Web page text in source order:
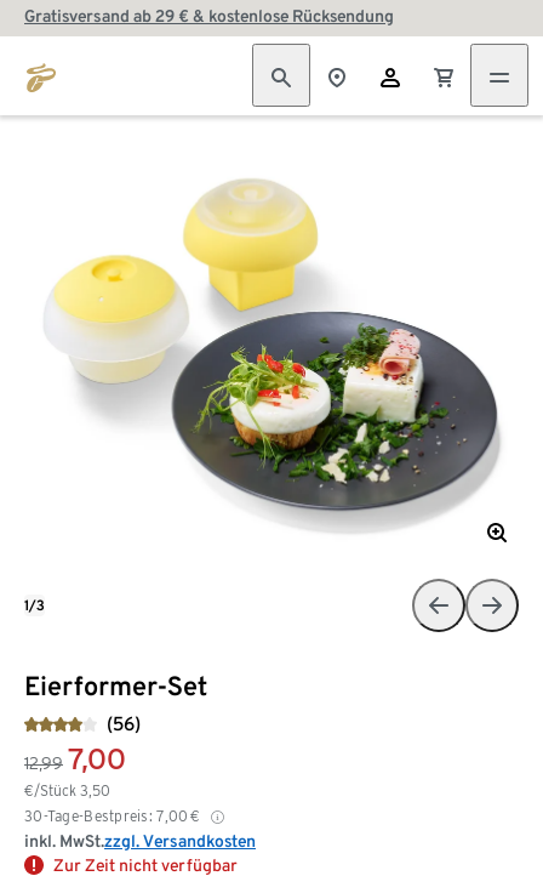
Gratisversand ab 29 € & kostenlose Rücksendung
Eierformer-Set
(56)
12,99 7,00
€/Stück 3,50
30-Tage-Bestpreis: 7,00 €
inkl. MwSt.zzgl. Versandkosten
Zur Zeit nicht verfügbar
1/3